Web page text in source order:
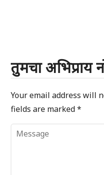
तुमचा अभिप्राय
Your email address will
fields are marked*